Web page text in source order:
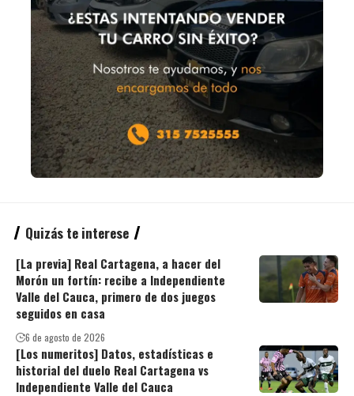
Quizás te interese
[La previa] Real Cartagena, a hacer del
Morón un fortín: recibe a Independiente
Valle del Cauca, primero de dos juegos
seguidos en casa
6 de agosto de 2026
[Los numeritos] Datos, estadísticas e
historial del duelo Real Cartagena vs
Independiente Valle del Cauca